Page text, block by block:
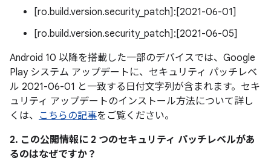
[ro.build.version.security_patch]:[2021-06-01]
[ro.build.version.security_patch]:[2021-06-05]
Android 10 以降を搭載した一部のデバイスでは、Google
Play システム アップデートに、セキュリティ パッチレベ
ル 2021-06-01 と一致する日付文字列が含まれます。セキ
ュリティ アップデートのインストール方法について詳し
くは、 こちらの記事をご覧ください。
2. この公開情報に 2 つのセキュリティ パッチレベルがあ
るのはなぜですか？